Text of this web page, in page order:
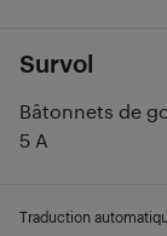
Survol
Bâtonnets de
5 A
Traduction